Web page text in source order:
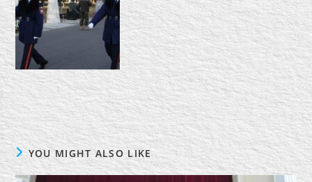
YOU MIGHT ALSO LIKE